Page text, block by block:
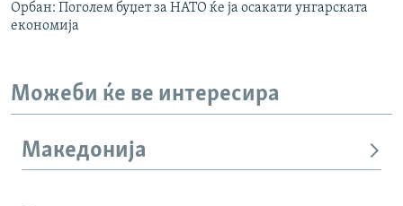
Орбан: Поголем буџет за НАТО ќе ја осакати унгарската
економија
Можеби ќе ве интересира
Македонија